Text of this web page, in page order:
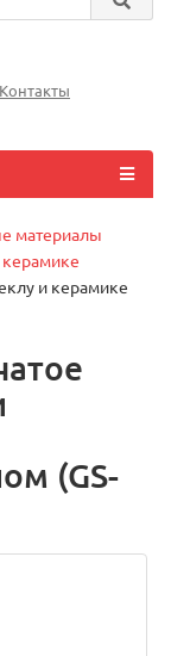
Контакты
материалы
керамике
и керамике
(GS-